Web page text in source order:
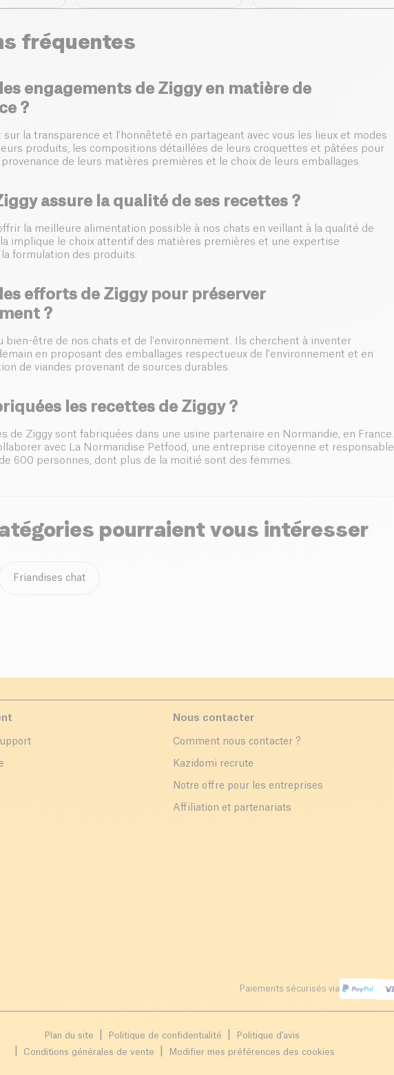
fréquentes
engagements de Ziggy en matière de
?
sur la transparence et l'honnêteté en partageant avec vous les lieux et modes
produits, les compositions détaillées de leurs croquettes et pâtées pour
provenance de leurs matières premières et le choix de leurs emballages.
assure la qualité de ses recettes ?
la meilleure alimentation possible à nos chats en veillant à la qualité de
implique le choix attentif des matières premières et une expertise
formulation des produits.
efforts de Ziggy pour préserver
?
bien-être de nos chats et de l'environnement. Ils cherchent à inventer
en proposant des emballages respectueux de l'environnement et en
de viandes provenant de sources durables.
les recettes de Ziggy ?
de Ziggy sont fabriquées dans une usine partenaire en Normandie, en France.
avec La Normandise Petfood, une entreprise citoyenne et responsable,
600 personnes, dont plus de la moitié sont des femmes.
pourraient vous intéresser
Friandises chat
Nous contacter
Comment nous contacter ?
Kazidomi recrute
Notre offre pour les entreprises
Affiliation et partenariats
Paiements sécurisés via
Plan du site Politique de confidentialité
Politique d'avis
Conditions générales de vente
Modifier mes préférences des cookies